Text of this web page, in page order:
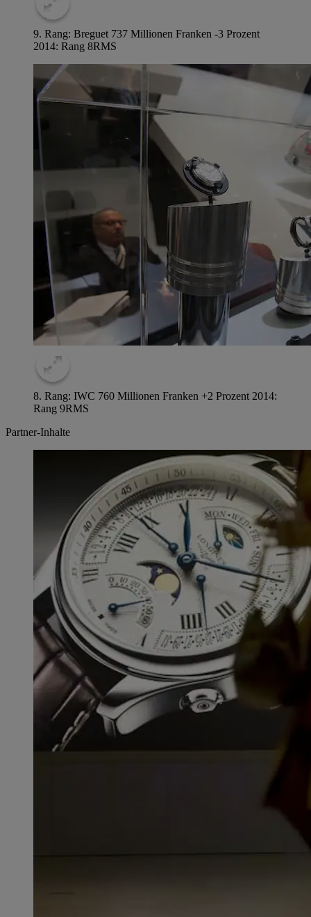
9. Rang: Breguet 737 Millionen Franken -3 Prozent
2014: Rang 8RMS
8. Rang: IWC 760 Millionen Franken +2 Prozent 2014:
Rang 9RMS
Partner-Inhalte